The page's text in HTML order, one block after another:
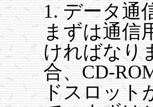
1. データ通
まずは通信
ければなり
合、CD-
ドスロット